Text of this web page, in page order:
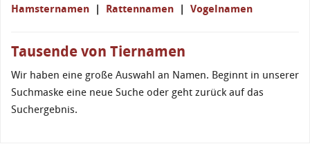
Hamsternamen | Rattennamen | Vogelnamen
Tausende von Tiernamen
Wir haben eine große Auswahl an Namen. Beginnt in unserer
Suchmaske eine neue Suche oder geht zurück auf das
Suchergebnis.